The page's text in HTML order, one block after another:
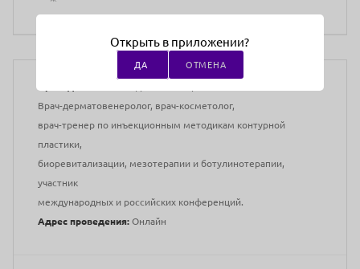
Медицинское образование:
Среднее
Врач-дерматовенеролог, врач-косметолог,
врач-тренер по инъекционным методикам контурной
пластики,
биоревитализации, мезотерапии и ботулинотерапии,
участник
международных и российских конференций.
Адрес проведения: Онлайн
Открыть в приложении?
ДА ОТМЕНА